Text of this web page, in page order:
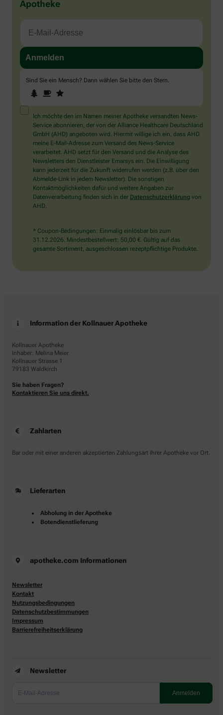
Apotheke
Sind Sie ein Mensch? Dann wählen Sie bitte den Stern.
Sind
Sie
ein
Mensch?
Dann
wählen
Sie
bitte
den
Stern.
1 2
Ich möchte den im Namen meiner Apotheke versandten News-
Service abonnieren, der von der Alliance Healthcare Deutschland
GmbH (AHD) angeboten wird. Hiermit willige ich ein, dass AHD
meine E-Mail-Adresse zum Versand des News-Service
verarbeitet. AHD setzt für den Versand und die Analyse des
Newsletters den Dienstleister Emarsys ein. Die Einwilligung
kann jederzeit für die Zukunft widerrufen werden (z.B. über den
Abmelde-Link in jedem Newsletter). Die sonstigen
Kontaktmöglichkeiten dafür und weitere Angaben zur
Datenverarbeitung finden sich in der Datenschutzerklärung von
AHD.
* Coupon-Bedingungen: Einmalig einlösbar bis zum
31.12.2026. Mindestbestellwert: 50,00 €. Gültig auf das
gesamte Sortiment, ausgeschlossen rezeptpflichtige Produkte.
Information der Kollnauer Apotheke
Kollnauer Apotheke
Inhaber: Melina Meier
Kollnauer Strasse 1
79183 Waldkirch
Sie haben Fragen?
Kontaktieren Sie uns direkt.
Zahlarten
Bar oder mit einer anderen akzeptierten Zahlungsart Ihrer Apotheke vor Ort.
Lieferarten
Abholung in der Apotheke
Botendienstlieferung
apotheke.com Informationen
Newsletter
Kontakt
Nutzungsbedingungen
Datenschutzbestimmungen
Impressum
Barrierefreiheitserklärung
Newsletter